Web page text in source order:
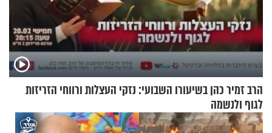
הרב זמיר כהן בשיעורו השבועי: נזקי העצלות ורווחי הזריזות
לגוף ולנשמה